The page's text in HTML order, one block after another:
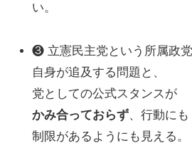
い。
❸ 立憲民主党という所属政党
自身が追及する問題と、
党としての公式スタンスが
かみ合っておらず、行動にも
制限があるようにも見える。